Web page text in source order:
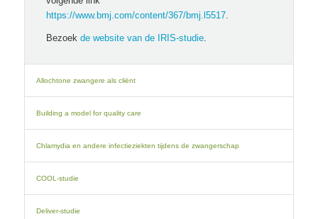
https://www.bmj.com/content/367/bmj.l5517.
Bezoek de website van de IRIS-studie.
Allochtone zwangere als cliënt
Building a model for quality care
Chlamydia en andere infectieziekten tijdens de zwangerschap
COOL-studie
Deliver-studie